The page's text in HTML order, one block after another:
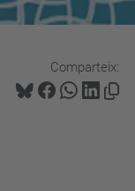
Comparteix: